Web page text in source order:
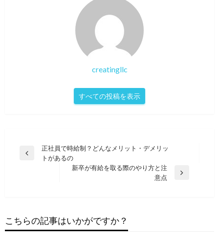
creatingllc
すべての投稿を表示
投
ー
シ
正社員で時給制？どんなメリット・デメリッ
トがあるの
新卒が有給を取る際のやり方と注
意点
こちらの記事はいかがですか？